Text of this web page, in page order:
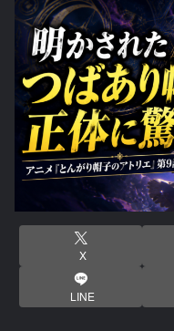
X
LINE